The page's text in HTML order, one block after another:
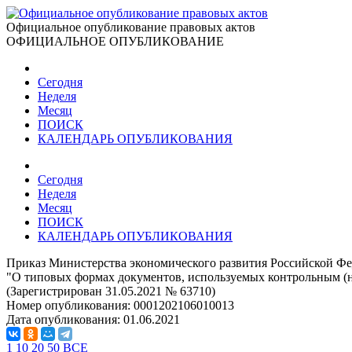
Официальное опубликование правовых актов
ОФИЦИАЛЬНОЕ ОПУБЛИКОВАНИЕ
Сегодня
Неделя
Месяц
ПОИСК
КАЛЕНДАРЬ ОПУБЛИКОВАНИЯ
Сегодня
Неделя
Месяц
ПОИСК
КАЛЕНДАРЬ ОПУБЛИКОВАНИЯ
Приказ Министерства экономического развития Российской
"О типовых формах документов, используемых контрольным
(Зарегистрирован 31.05.2021 № 63710)
Номер опубликования: 0001202106010013
Дата опубликования: 01.06.2021
1 10 20 50 ВСЕ